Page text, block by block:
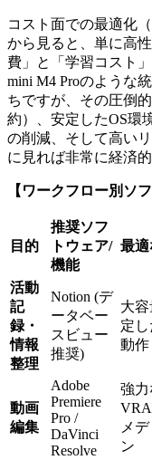
コスト面での最適化
から見ると、単に高
費」と「学習コスト
mini M4 Proのような
ちですが、その圧倒
約）、安定したOS環
の削減、そして高い
に見れば非常に経済的
【ワークフロー別ソ
目的
推奨ソフ
トウェア/
機能
最
活動
記
録・
情報
整理
Notion (デ
ータベー
スビュー
推奨)
大
定
動作
動画
編集
Adobe
Premiere
Pro /
DaVinci
Resolve
強力
メ
ン